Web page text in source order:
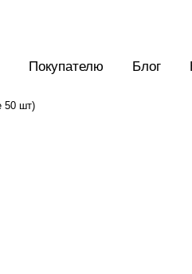
Покупателю Блог
50 шт)